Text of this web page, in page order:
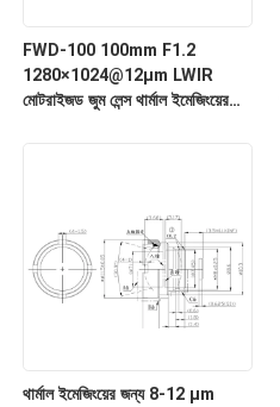
FWD-100 100mm F1.2
1280×1024@12μm LWIR
মোটরাইজড জুম লেন্স থার্মাল ইমেজিংয়ের
থার্মাল ইমেজিংয়ের জন্য 8-12 μm